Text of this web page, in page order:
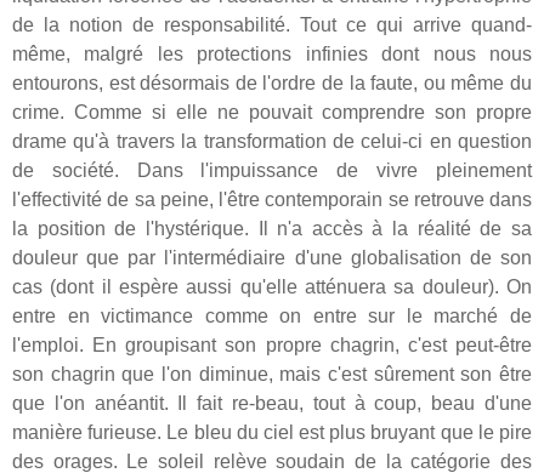
de la notion de responsabilité. Tout ce qui arrive quand-
même, malgré les protections infinies dont nous nous
entourons, est désormais de l'ordre de la faute, ou même du
crime. Comme si elle ne pouvait comprendre son propre
drame qu'à travers la transformation de celui-ci en question
de société. Dans l'impuissance de vivre pleinement
l'effectivité de sa peine, l'être contemporain se retrouve dans
la position de l'hystérique. Il n'a accès à la réalité de sa
douleur que par l'intermédiaire d'une globalisation de son
cas (dont il espère aussi qu'elle atténuera sa douleur). On
entre en victimance comme on entre sur le marché de
l'emploi. En groupisant son propre chagrin, c'est peut-être
son chagrin que l'on diminue, mais c'est sûrement son être
que l'on anéantit. Il fait re-beau, tout à coup, beau d'une
manière furieuse. Le bleu du ciel est plus bruyant que le pire
des orages. Le soleil relève soudain de la catégorie des